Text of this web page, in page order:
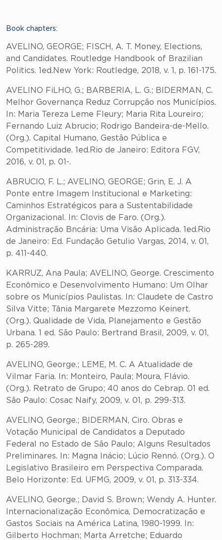
Book chapters:
AVELINO, GEORGE; FISCH, A. T. Money, Elections,
and Candidates. Routledge Handbook of Brazilian
Politics. 1ed.New York: Routledge, 2018, v. 1, p. 161-175.
AVELINO FiLHO, G.; BARBERIA, L. G.; BIDERMAN, C.
Melhor Governança Reduz Corrupção nos Municípios.
In: Maria Tereza Leme Fleury; Maria Rita Loureiro;
Fernando Luiz Abrucio; Rodrigo Bandeira-de-Mello.
(Org.). Capital Humano, Gestão Pública e
Competitividade. 1ed.Rio de Janeiro: Editora FGV,
2016, v. 01, p. 01-.
ABRUCIO, F. L.; AVELINO, GEORGE; Grin, E. J. A
Ponte entre Imagem Institucional e Marketing:
Caminhos Estratégicos para a Sustentabilidade
Organizacional. In: Clovis de Faro. (Org.).
Administração Bncária: Uma Visão Aplicada. 1ed.Rio
de Janeiro: Ed. Fundação Getulio Vargas, 2014, v. 01,
p. 411-440.
KARRUZ, Ana Paula; AVELINO, George. Crescimento
Econômico e Desenvolvimento Humano: Um Olhar
sobre os Municípios Paulistas. In: Claudete de Castro
Silva Vitte; Tânia Margarete Mezzomo Keinert.
(Org.). Qualidade de Vida, Planejamento e Gestão
Urbana. 1 ed. São Paulo: Bertrand Brasil, 2009, v. 01,
p. 265-289.
AVELINO, George.; LEME, M. C. A Atualidade de
Vilmar Faria. In: Monteiro, Paula; Moura, Flávio.
(Org.). Retrato de Grupo; 40 anos do Cebrap. 01 ed.
São Paulo: Cosac Naify, 2009, v. 01, p. 299-313.
AVELINO, George.; BIDERMAN, Ciro. Obras e
Votação Municipal de Candidatos a Deputado
Federal no Estado de São Paulo; Alguns Resultados
Preliminares. In: Magna Inácio; Lúcio Rennó. (Org.). O
Legislativo Brasileiro em Perspectiva Comparada.
Belo Horizonte: Ed. UFMG, 2009, v. 01, p. 313-334.
AVELINO, George.; David S. Brown; Wendy A. Hunter.
Internacionalização Econômica, Democratização e
Gastos Sociais na América Latina, 1980-1999. In:
Gilberto Hochman; Marta Arretche; Eduardo